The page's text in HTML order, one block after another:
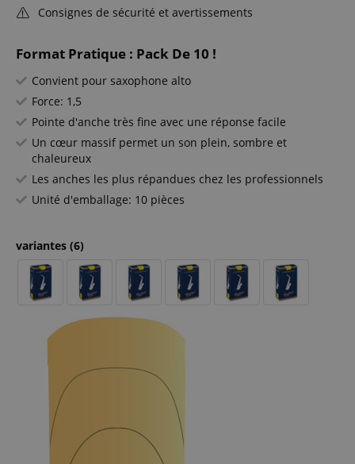
Format Pratique : Pack De 10 !
Convient pour saxophone alto
Force: 1,5
Pointe d'anche très fine avec une réponse facile
Un cœur massif permet un son plein, sombre et
chaleureux
Les anches les plus répandues chez les professionnels
Unité d'emballage: 10 pièces
variantes (6)
Consignes de sécurité et avertissements